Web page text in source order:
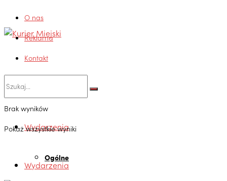
O nas
Reklama
Kontakt
Brak wyników
Pokaż wszystkie wyniki
Wydarzenia
Ogólne
Wydarzenia